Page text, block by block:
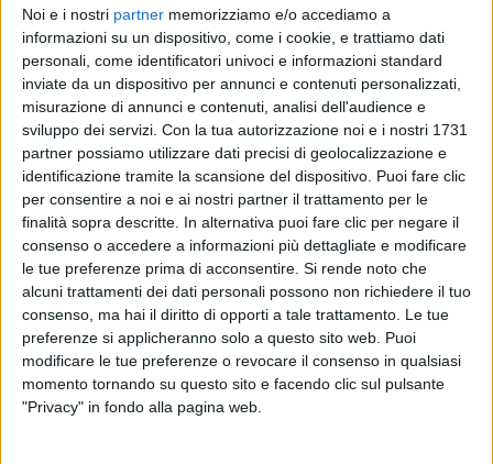
Noi e i nostri partner memorizziamo e/o accediamo a
informazioni su un dispositivo, come i cookie, e trattiamo dati
personali, come identificatori univoci e informazioni standard
inviate da un dispositivo per annunci e contenuti personalizzati,
misurazione di annunci e contenuti, analisi dell'audience e
sviluppo dei servizi. Con la tua autorizzazione noi e i nostri 1731
partner possiamo utilizzare dati precisi di geolocalizzazione e
identificazione tramite la scansione del dispositivo. Puoi fare clic
per consentire a noi e ai nostri partner il trattamento per le
finalità sopra descritte. In alternativa puoi fare clic per negare il
consenso o accedere a informazioni più dettagliate e modificare
le tue preferenze prima di acconsentire. Si rende noto che
alcuni trattamenti dei dati personali possono non richiedere il tuo
consenso, ma hai il diritto di opporti a tale trattamento. Le tue
preferenze si applicheranno solo a questo sito web. Puoi
modificare le tue preferenze o revocare il consenso in qualsiasi
momento tornando su questo sito e facendo clic sul pulsante
"Privacy" in fondo alla pagina web.
Raccontando la canzone ai nostri microfoni,